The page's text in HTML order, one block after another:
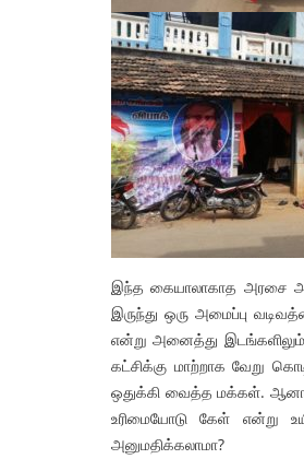
இந்த கையாலாகாத அரசை
இருந்து ஒரு அமைப்பு
என்று அனைத்து
கட்சிக்கு மாற்றாக வேறு
ஒதுக்கி வைத்த மக்கள்.
உரிமையோடு கேள் என்று
அனுமதிக்கலாமா?